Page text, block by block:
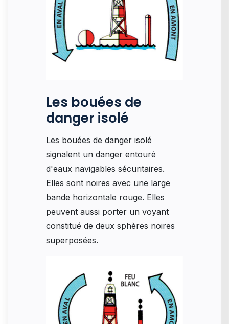
Les bouées de
danger isolé
Les bouées de danger isolé
signalent un danger entouré
d'eaux navigables sécuritaires.
Elles sont noires avec une large
bande horizontale rouge. Elles
peuvent aussi porter un voyant
constitué de deux sphères noires
superposées.